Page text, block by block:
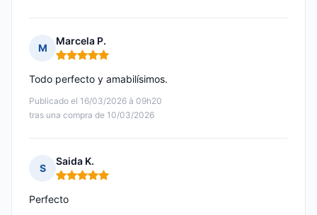
M
Marcela P.
Nota: 5 de 5
Publicado el 16/03/2026 à 09h20
tras una compra de 10/03/2026
Todo perfecto y amabilísimos.
S
Saida K.
Nota: 5 de 5
Perfecto